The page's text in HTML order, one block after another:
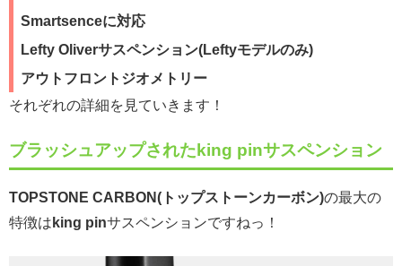
Smartsenceに対応
Lefty Oliverサスペンション(Leftyモデルのみ)
アウトフロントジオメトリー
それぞれの詳細を見ていきます！
ブラッシュアップされたking pinサスペンション
TOPSTONE CARBON(トップストーンカーボン)の最大の
特徴は king pinサスペンションですねっ！